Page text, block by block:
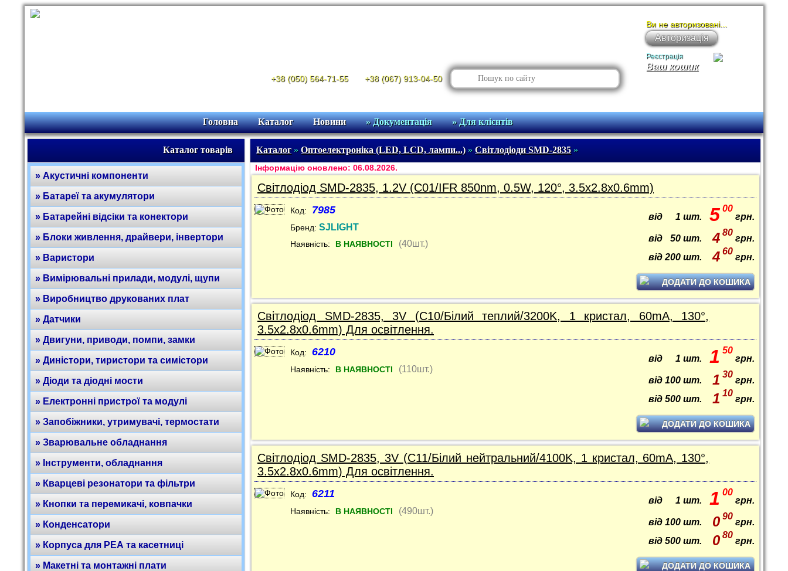
+38 (050) 564-71-55 +38 (067) 913-04-50
Ваш кошик
Ви не авторизовані...
Авторизація
Реєстрація
Головна Каталог Новини » Документація » Для клієнтів
Каталог товарів
» Акустичні компоненти
» Батареї та акумулятори
» Батарейні відсіки та конектори
» Блоки живлення, драйвери, інвертори
» Варистори
» Вимірювальні прилади, модулі, щупи
» Виробництво друкованих плат
» Датчики
» Двигуни, приводи, помпи, замки
» Диністори, тиристори та симістори
» Діоди та діодні мости
» Електронні пристрої та модулі
» Запобіжники, утримувачі, термостати
» Зварювальне обладнання
» Інструменти, обладнання
» Кварцеві резонатори та фільтри
» Кнопки та перемикачі, ковпачки
» Конденсатори
» Корпуса для РЕА та касетниці
» Макетні та монтажні плати
Каталог» Оптоелектроніка (LED, LCD, лампи...)» Світлодіоди SMD-2835»
Інформацію оновлено: 06.08.2026.
Світлодіод SMD-2835, 1.2V (C01/IFR 850nm, 0.5W, 120°, 3.5x2.8x0.6mm)
Код: 7985
Бренд: SJLIGHT
Наявність: В НАЯВНОСТІ (40шт.)
від 1 шт. 5 00
грн.
від 50 шт. 4 80
грн.
від 200 шт. 4 60
грн.
ДОДАТИ ДО КОШИКА
Світлодіод SMD-2835, 3V (C10/Білий теплий/3200K, 1 кристал, 60mA, 130°,
3.5x2.8x0.6mm) Для освітлення.
Код: 6210
Наявність: В НАЯВНОСТІ (110шт.)
від 1 шт. 1 50
грн.
від 100 шт. 1 30
грн.
від 500 шт. 1 10
грн.
ДОДАТИ ДО КОШИКА
Світлодіод SMD-2835, 3V (C11/Білий нейтральний/4100K, 1 кристал, 60mA, 130°,
3.5x2.8x0.6mm) Для освітлення.
Код: 6211
Наявність: В НАЯВНОСТІ (490шт.)
від 1 шт. 1 00
грн.
від 100 шт. 0 90
грн.
від 500 шт. 0 80
грн.
ДОДАТИ ДО КОШИКА